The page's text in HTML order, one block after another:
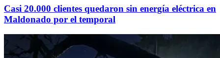
Casi 20.000 clientes quedaron sin energía eléctrica en
Maldonado por el temporal